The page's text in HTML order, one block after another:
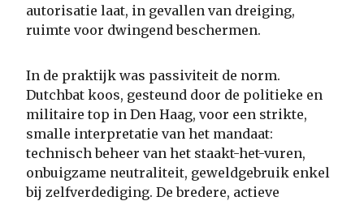
autorisatie laat, in gevallen van dreiging,
ruimte voor dwingend beschermen.
In de praktijk was passiviteit de norm.
Dutchbat koos, gesteund door de politieke en
militaire top in Den Haag, voor een strikte,
smalle interpretatie van het mandaat:
technisch beheer van het staakt-het-vuren,
onbuigzame neutraliteit, geweldgebruik enkel
bij zelfverdediging. De bredere, actieve